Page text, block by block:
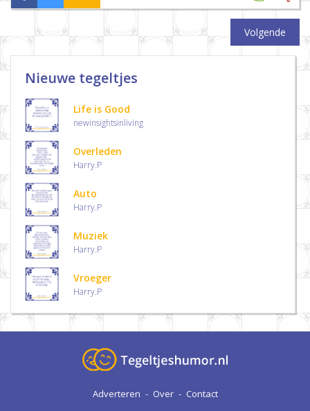
Volgende
Nieuwe tegeltjes
Life is Good
newinsightsinliving
Overleden
Harry.P
Auto
Harry.P
Muziek
Harry.P
Vroeger
Harry.P
Adverteren - Over - Contact